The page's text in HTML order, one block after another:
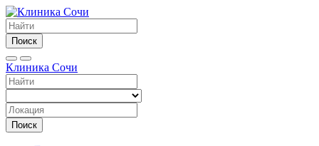
Поиск
Клиника Сочи
Поиск